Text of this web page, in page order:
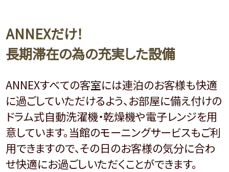
ANNEXだけ！
長期滞在の為の充実した設備
ANNEXすべての客室には連泊のお客様も快適
に過ごしていただけるよう、お部屋に備え付けの
ドラム式自動洗濯機・乾燥機や電子レンジを用
意しています。当館のモーニングサービスもご利
用できますので、その日のお客様の気分に合わ
せ快適にお過ごしいただくことができます。